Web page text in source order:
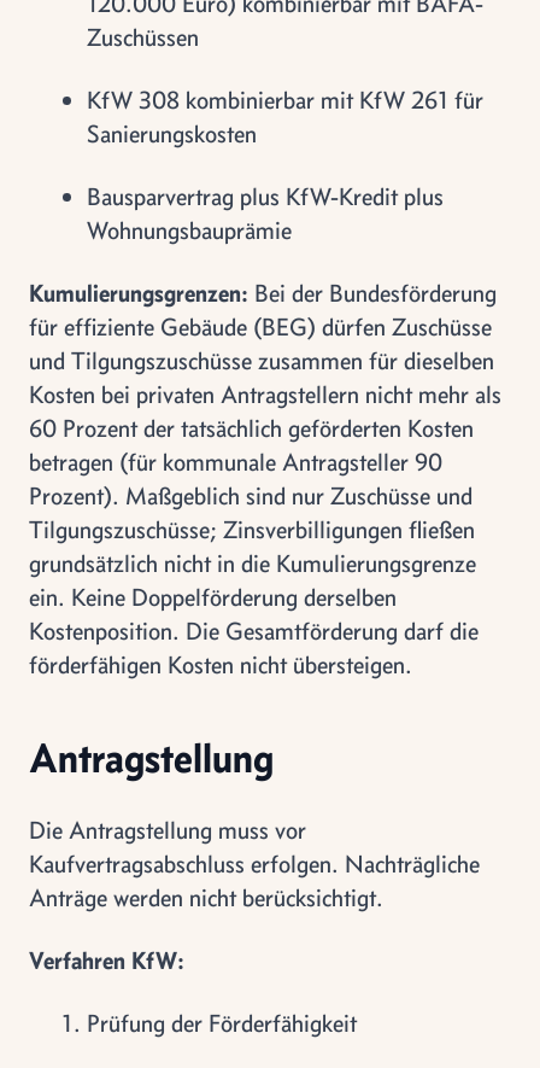
Zuschüssen
KfW 308 kombinierbar mit KfW 261 für
Sanierungskosten
Bausparvertrag plus KfW-Kredit plus
Wohnungsbauprämie
Kumulierungsgrenzen: Bei der Bundesförderung
für effiziente Gebäude (BEG) dürfen Zuschüsse
und Tilgungszuschüsse zusammen für dieselben
Kosten bei privaten Antragstellern nicht mehr als
60 Prozent der tatsächlich geförderten Kosten
betragen (für kommunale Antragsteller 90
Prozent). Maßgeblich sind nur Zuschüsse und
Tilgungszuschüsse; Zinsverbilligungen fließen
grundsätzlich nicht in die Kumulierungsgrenze
ein. Keine Doppelförderung derselben
Kostenposition. Die Gesamtförderung darf die
förderfähigen Kosten nicht übersteigen.
Antragstellung
Die Antragstellung muss vor
Kaufvertragsabschluss erfolgen. Nachträgliche
Anträge werden nicht berücksichtigt.
Verfahren KfW:
Prüfung der Förderfähigkeit